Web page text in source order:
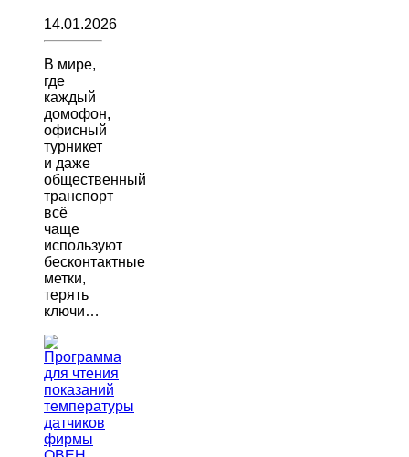
14.01.2026
В мире,
где
каждый
домофон,
офисный
турникет
и даже
общественный
транспорт
всё
чаще
используют
бесконтактные
метки,
терять
ключи…